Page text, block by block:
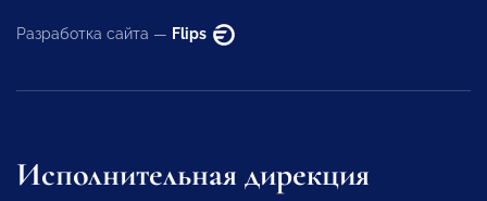
Разработка сайта — Flips
Исполнительная дирекция